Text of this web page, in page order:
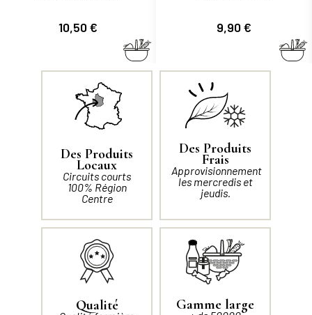
Prix
10,50 € Prix
9,90 €
Des Produits
Locaux
Circuits courts
100% Région
Centre
Des Produits
Frais
Approvisionnement
les mercredis et
jeudis.
Qualité Gamme large